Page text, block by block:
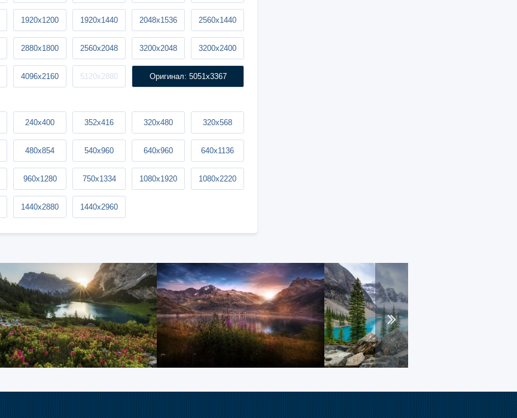
1920x1200 1920x1440 2048x1536 2560x1440
2880x1800 2560x2048 3200x2048 3200x2400
4096x2160 5120x2880 Оригинал: 5051x3367
240x400 352x416 320x480 320x568
480x854 540x960 640x960 640x1136
960x1280 750x1334 1080x1920 1080x2220
1440x2880 1440x2960